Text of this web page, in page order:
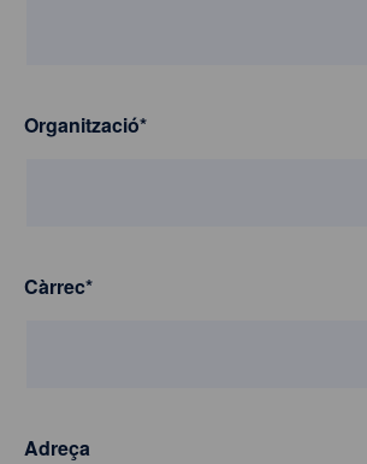
Organització*
Càrrec*
Adreça